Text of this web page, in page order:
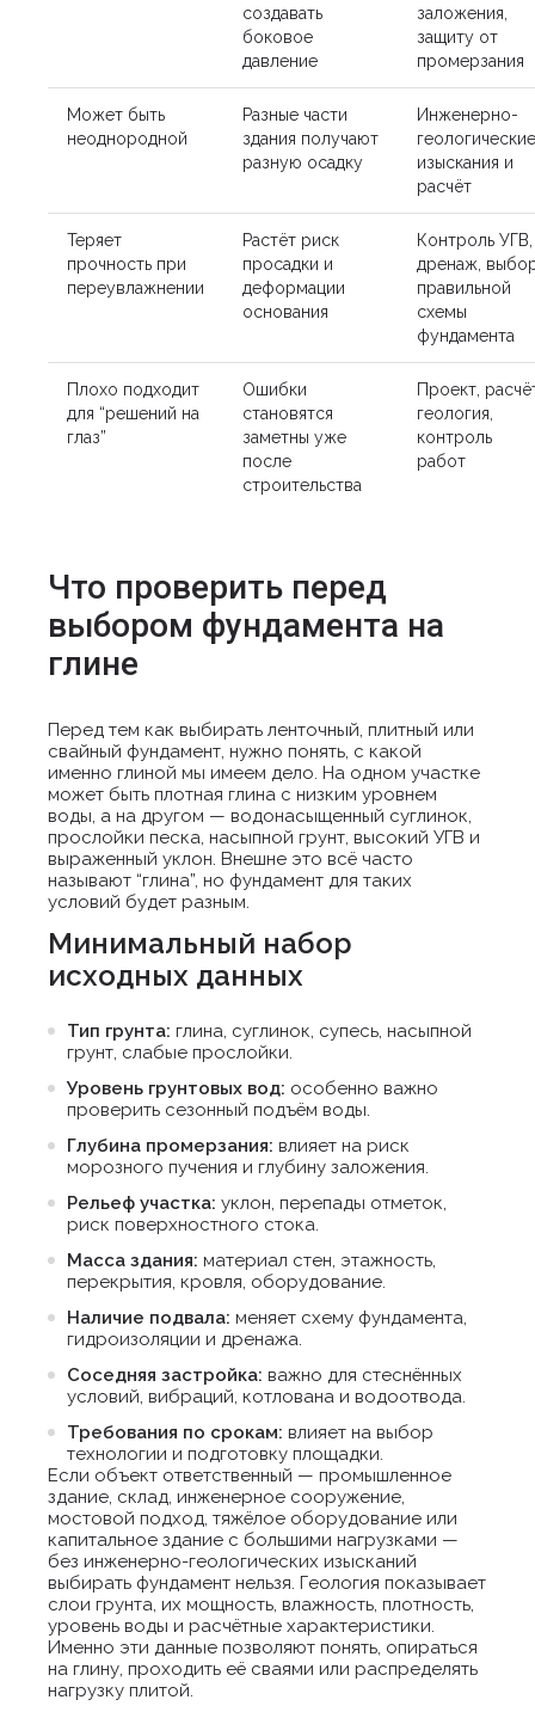
создавать
боковое
давление
заложения,
защиту от
промерзания
Может быть
неоднородной
Разные части
здания получают
разную осадку
Инженерно-
геологические
изыскания и
расчёт
Теряет
прочность при
переувлажнении
Растёт риск
просадки и
деформации
основания
Контроль УГВ,
дренаж,
правильной
схемы
фундамента
Плохо подходит
для “решений на
глаз”
Ошибки
становятся
заметны уже
после
строительства
Проект,
геология,
контроль
работ
Что проверить перед
выбором фундамента на
глине
Перед тем как выбирать ленточный, плитный или
свайный фундамент, нужно понять, с какой
именно глиной мы имеем дело. На одном участке
может быть плотная глина с низким уровнем
воды, а на другом — водонасыщенный суглинок,
прослойки песка, насыпной грунт, высокий УГВ и
выраженный уклон. Внешне это всё часто
называют “глина”, но фундамент для таких
условий будет разным.
Минимальный набор
исходных данных
Тип грунта: глина, суглинок, супесь, насыпной
грунт, слабые прослойки.
Уровень грунтовых вод: особенно важно
проверить сезонный подъём воды.
Глубина промерзания: влияет на риск
морозного пучения и глубину заложения.
Рельеф участка: уклон, перепады отметок,
риск поверхностного стока.
Масса здания: материал стен, этажность,
перекрытия, кровля, оборудование.
Наличие подвала: меняет схему фундамента,
гидроизоляции и дренажа.
Соседняя застройка: важно для стеснённых
условий, вибраций, котлована и водоотвода.
Требования по срокам: влияет на выбор
технологии и подготовку площадки.
Если объект ответственный — промышленное
здание, склад, инженерное сооружение,
мостовой подход, тяжёлое оборудование или
капитальное здание с большими нагрузками —
без инженерно-геологических изысканий
выбирать фундамент нельзя. Геология показывает
слои грунта, их мощность, влажность, плотность,
уровень воды и расчётные характеристики.
Именно эти данные позволяют понять, опираться
на глину, проходить её сваями или распределять
нагрузку плитой.